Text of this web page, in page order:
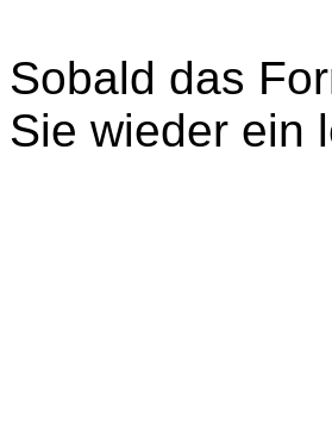
Sobald das
Sie wieder ein